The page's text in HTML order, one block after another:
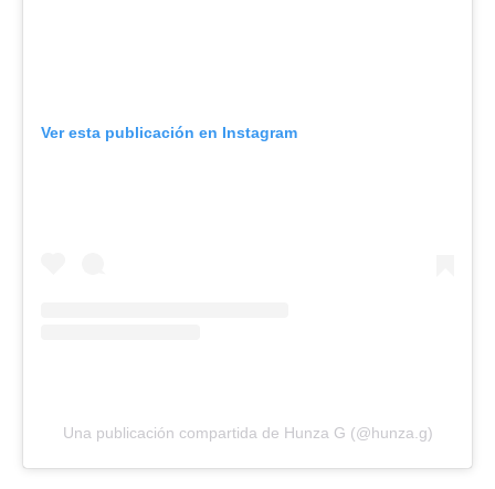
Ver esta publicación en Instagram
Una publicación compartida de Hunza G (@hunza.g)